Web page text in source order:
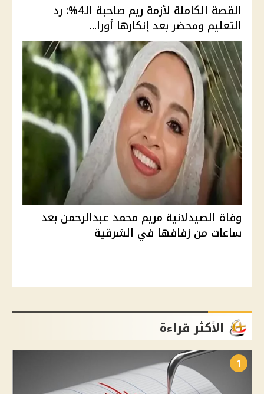
القصة الكاملة لأزمة ريم صاحبة الـ4%: رد
التعليم ومحضر بعد إنكارها أورا...
وفاة الصيدلانية مريم محمد عبدالرحمن بعد
ساعات من زفافها في الشرقية
الأكثر قراءة
1